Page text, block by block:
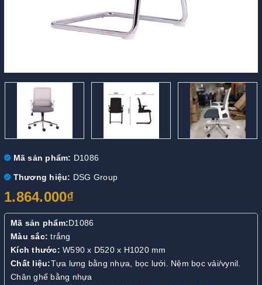
Mã sản phẩm: D1086
Thương hiệu: DSG Group
1.864.000₫
Mã sản phẩm:D1086
Màu sắc: trắng
Kích thước: W590 x D520 x H1020 mm
Chất liệu:Tựa lưng bằng nhựa, bọc lưới. Nệm bọc vải/vynil.
Chân ghế bằng nhựa